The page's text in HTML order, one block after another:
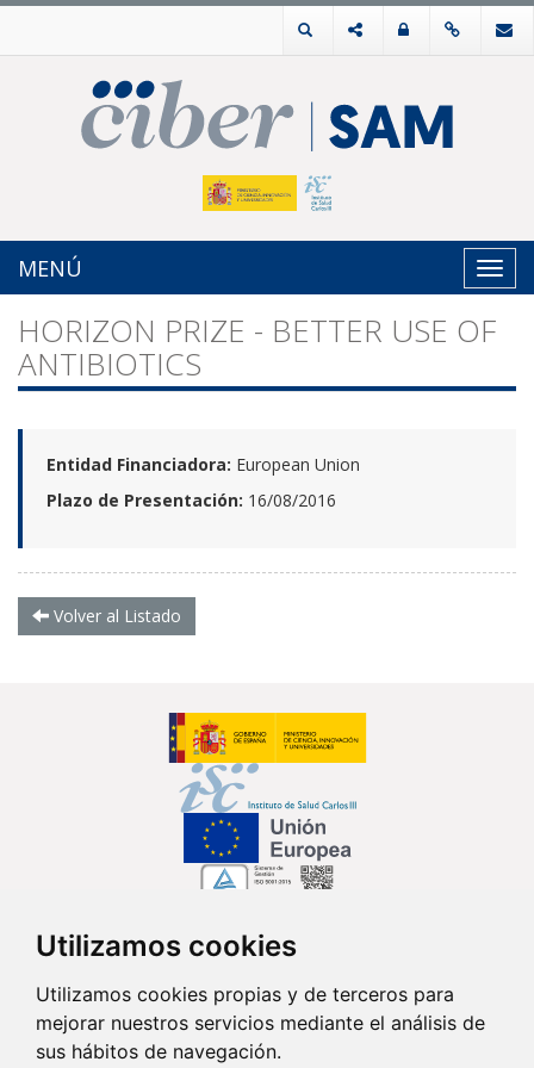
Utilizamos cookies
Utilizamos cookies propias y de terceros para
mejorar nuestros servicios mediante el análisis de
sus hábitos de navegación.
MENÚ
HORIZON PRIZE - BETTER USE OF
ANTIBIOTICS
Entidad Financiadora: European Union
Plazo de Presentación: 16/08/2016
Volver al Listado
Síguenos en...
Contacto